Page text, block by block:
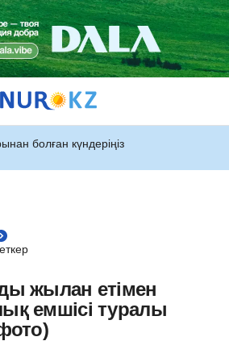
болған күндеріңіз
жылан етімен
емшісі туралы